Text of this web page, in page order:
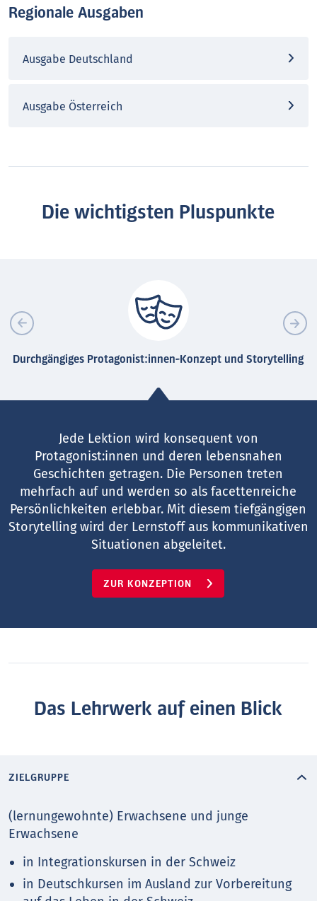
Regionale Ausgaben
Ausgabe Deutschland
Ausgabe Österreich
Die wichtigsten Pluspunkte
Durchgängiges Protagonist:innen-Konzept und Storytelling
Jede Lektion wird konsequent von
Protagonist:innen und deren lebensnahen
Geschichten getragen. Die Personen treten
mehrfach auf und werden so als facettenreiche
Persönlichkeiten erlebbar. Mit diesem tiefgängigen
Storytelling wird der Lernstoff aus kommunikativen
Situationen abgeleitet.
ZUR KONZEPTION
Das Lehrwerk auf einen Blick
ZIELGRUPPE
(lernungewohnte) Erwachsene und junge
Erwachsene
in Integrationskursen in der Schweiz
in Deutschkursen im Ausland zur Vorbereitung